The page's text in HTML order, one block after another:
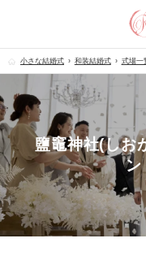
小さな結婚式 和装結婚式 式場一
鹽竈神社(しお
ン